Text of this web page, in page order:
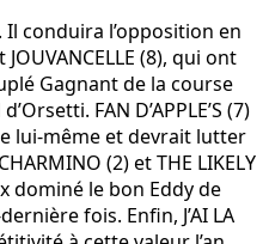
conduira l’opposition en
(8), qui ont
Gagnant de la course
FAN D’APPLE’S (7)
lui-même et devrait lutter
(2) et THE LIKELY
dominé le bon Eddy de
fois. Enfin, J’AI LA